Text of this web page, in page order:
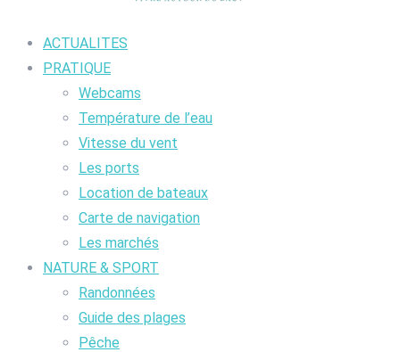
ACTUALITES
PRATIQUE
Webcams
Température de l’eau
Vitesse du vent
Les ports
Location de bateaux
Carte de navigation
Les marchés
NATURE & SPORT
Randonnées
Guide des plages
Pêche